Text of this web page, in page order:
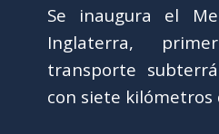
Se inaugura el
Inglaterra,
transporte
con siete kilómetros